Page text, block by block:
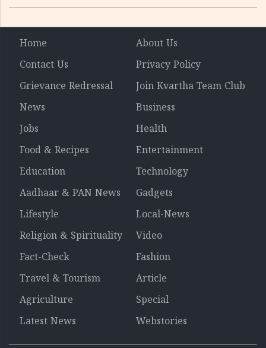
Home
About Us
Contact Us
Privacy Policy
Grievance Redressal
Join Kvartha Team Club
News
Business
Jobs
Health
Food & Recipes
Entertainment
Education
Technology
Aadhaar & PAN News
Gadgets
Lifestyle
Local-News
Religion & Spirituality
Video
Fact-Check
Fashion
Travel & Tourism
Article
Agriculture
Special
Latest News
Webstories